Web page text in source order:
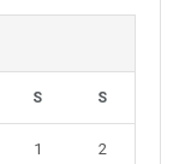
S S
1 2